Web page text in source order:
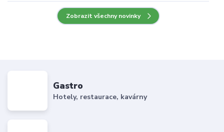
Zobrazit všechny novinky
Gastro
Hotely, restaurace, kavárny